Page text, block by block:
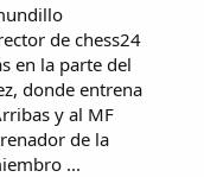
de chess24
en la parte del
donde entrena
y al MF
de la
...